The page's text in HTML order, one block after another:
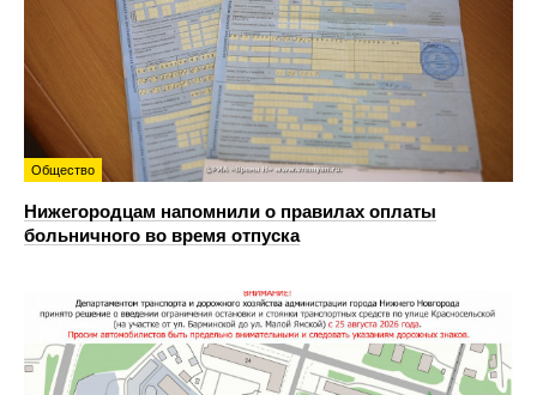
Общество
Нижегородцам напомнили о правилах оплаты
больничного во время отпуска